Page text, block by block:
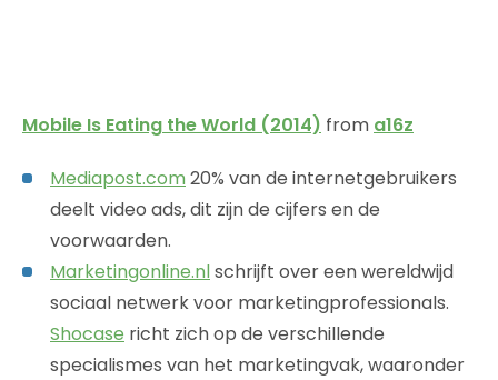
Mobile Is Eating the World (2014) from a16z
Mediapost.com 20% van de internetgebruikers
deelt video ads, dit zijn de cijfers en de
voorwaarden.
Marketingonline.nlschrijft over een wereldwijd
sociaal netwerk voor marketingprofessionals.
Shocase richt zich op de verschillende
specialismes van het marketingvak, waaronder